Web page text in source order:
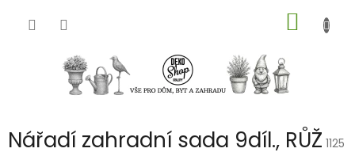
KOŠÍK
Nářadí zahradní sada 9díl., RŮŽ 1125